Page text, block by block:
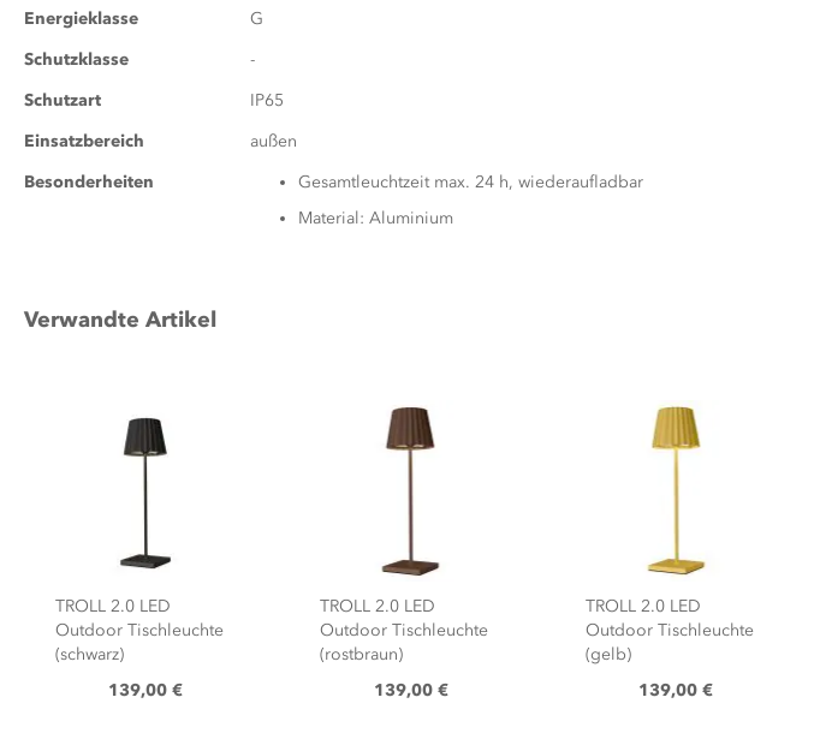
Energieklasse
G
Schutzklasse
-
Schutzart
IP65
Einsatzbereich
außen
Besonderheiten
Gesamtleuchtzeit max. 24 h, wiederaufladbar
Material: Aluminium
Verwandte Artikel
TROLL 2.0 LED
Outdoor Tischleuchte
(schwarz)
139,00 €
TROLL 2.0 LED
Outdoor Tischleuchte
(rostbraun)
139,00 €
TROLL 2.0 LED
Outdoor Tischleuchte
(gelb)
139,00 €